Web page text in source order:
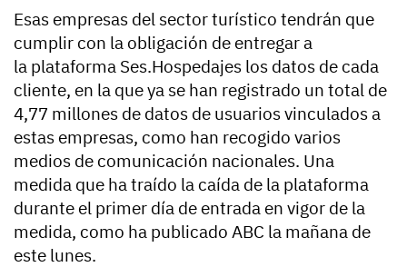
Esas empresas del sector turístico tendrán que
cumplir con la obligación de entregar a
la plataforma Ses.Hospedajes los datos de cada
cliente, en la que ya se han registrado un total de
4,77 millones de datos de usuarios vinculados a
estas empresas, como han recogido varios
medios de comunicación nacionales. Una
medida que ha traído la caída de la plataforma
durante el primer día de entrada en vigor de la
medida, como ha publicado ABC la mañana de
este lunes.